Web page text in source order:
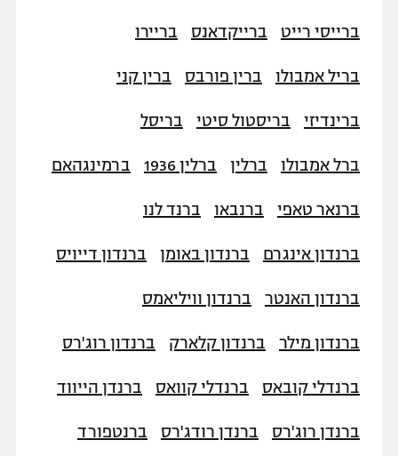
ברייסי רייט ברייקדאנס בריירו
בריל אמבולו ברין פורבס ברין קני
ברינדיזי בריסטול סיטי בריסל
ברל אמבולו ברלין ברלין 1936 ברמינגהאם
ברנאר טאפי ברנבאו ברנד לנו
ברנדון אינגרם ברנדון באומן ברנדון דייויס
ברנדון האנטר ברנדון וויליאמס
ברנדון מילר ברנדון קלארק ברנדון רוג'רס
ברנדלי קובאס ברנדלי קוואס ברנדן הייווד
ברנדן רוג'רס ברנדן רודג'רס ברנטפורד